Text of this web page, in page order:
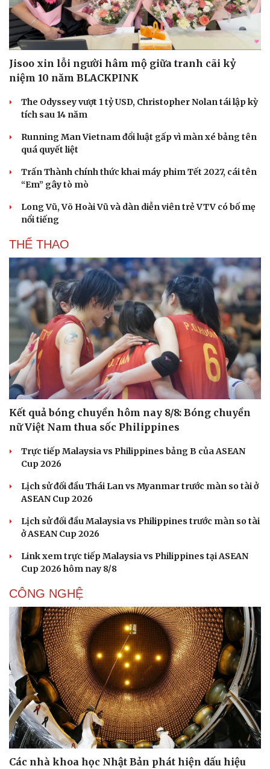
Du lịch
Tư vấn
Săn Tour
check-in
Podcast
Câu chuyện thời
Đọc truyện đêm
Cửa sổ tình yêu
Kể chuyện cho bé
Hạt giống tâm hồn
Jisoo xin lỗi người hâm mộ giữa tranh cãi kỷ
niệm 10 năm BLACKPINK
The Odyssey vượt 1 tỷ USD, Christopher Nolan tái lập kỳ
tích sau 14 năm
Running Man Vietnam đổi luật gấp vì màn xé bảng tên
quá quyết liệt
Trấn Thành chính thức khai máy phim Tết 2027, cái tên
“Em” gây tò mò
Long Vũ, Võ Hoài Vũ và dàn diễn viên trẻ VTV có bố mẹ
nổi tiếng
THỂ THAO
Kết quả bóng chuyền hôm nay 8/8: Bóng chuyền
nữ Việt Nam thua sốc Philippines
Trực tiếp Malaysia vs Philippines bảng B của ASEAN
Cup 2026
Lịch sử đối đầu Thái Lan vs Myanmar trước màn so tài ở
ASEAN Cup 2026
Lịch sử đối đầu Malaysia vs Philippines trước màn so tài
ở ASEAN Cup 2026
Link xem trực tiếp Malaysia vs Philippines tại ASEAN
Cup 2026 hôm nay 8/8
CÔNG NGHỆ
Các nhà khoa học Nhật Bản phát hiện dấu hiệu